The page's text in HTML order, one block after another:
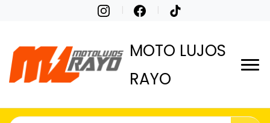
MOTO LUJOS
RAYO